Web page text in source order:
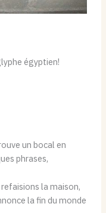
égyptien!
un bocal en
phrases,
la maison,
la fin du monde